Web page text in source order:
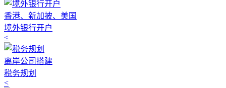
香港、新加披、美国
境外银行开户
<
离岸公司搭建
税务规划
<